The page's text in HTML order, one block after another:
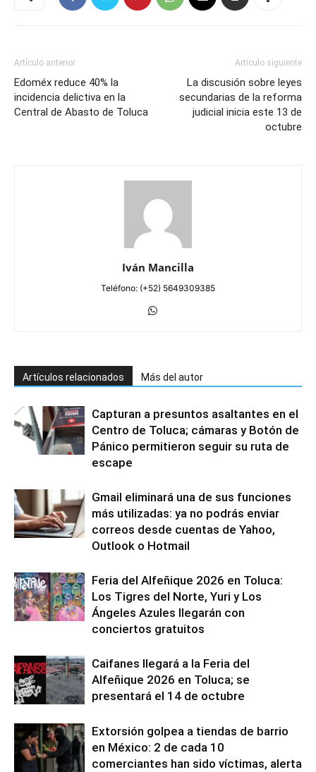
Artículo anterior
Edoméx reduce 40% la
incidencia delictiva en la
Central de Abasto de Toluca
Artículo siguiente
La discusión sobre leyes
secundarias de la reforma
judicial inicia este 13 de
octubre
Iván Mancilla
Teléfono: (+52) 5649309385
Artículos relacionados Más del autor
Capturan a presuntos asaltantes en el
Centro de Toluca; cámaras y Botón de
Pánico permitieron seguir su ruta de
escape
Gmail eliminará una de sus funciones
más utilizadas: ya no podrás enviar
correos desde cuentas de Yahoo,
Outlook o Hotmail
Feria del Alfeñique 2026 en Toluca:
Los Tigres del Norte, Yuri y Los
Ángeles Azules llegarán con
conciertos gratuitos
Caifanes llegará a la Feria del
Alfeñique 2026 en Toluca; se
presentará el 14 de octubre
Extorsión golpea a tiendas de barrio
en México: 2 de cada 10
comerciantes han sido víctimas, alerta